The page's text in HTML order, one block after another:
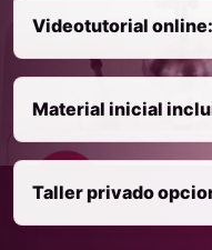
Videotutorial
Material inicial
Taller privado